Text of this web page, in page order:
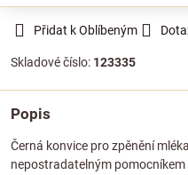
Přidat k Oblíbeným
Skladové číslo: 123335
Popis
Černá konvice pro zpěnění
nepostradatelným